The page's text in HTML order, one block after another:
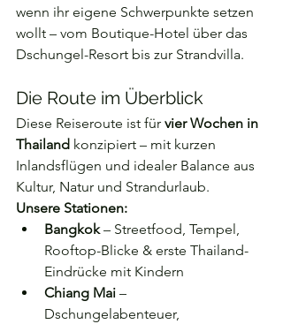
wenn ihr eigene Schwerpunkte setzen
wollt – vom Boutique-Hotel über das
Dschungel-Resort bis zur Strandvilla.
Die Route im Überblick
Diese Reiseroute ist für vier Wochen in
Thailand konzipiert – mit kurzen
Inlandsflügen und idealer Balance aus
Kultur, Natur und Strandurlaub.
Unsere Stationen:
Bangkok – Streetfood, Tempel,
Rooftop-Blicke & erste Thailand-
Eindrücke mit Kindern
Chiang Mai –
Dschungelabenteuer,